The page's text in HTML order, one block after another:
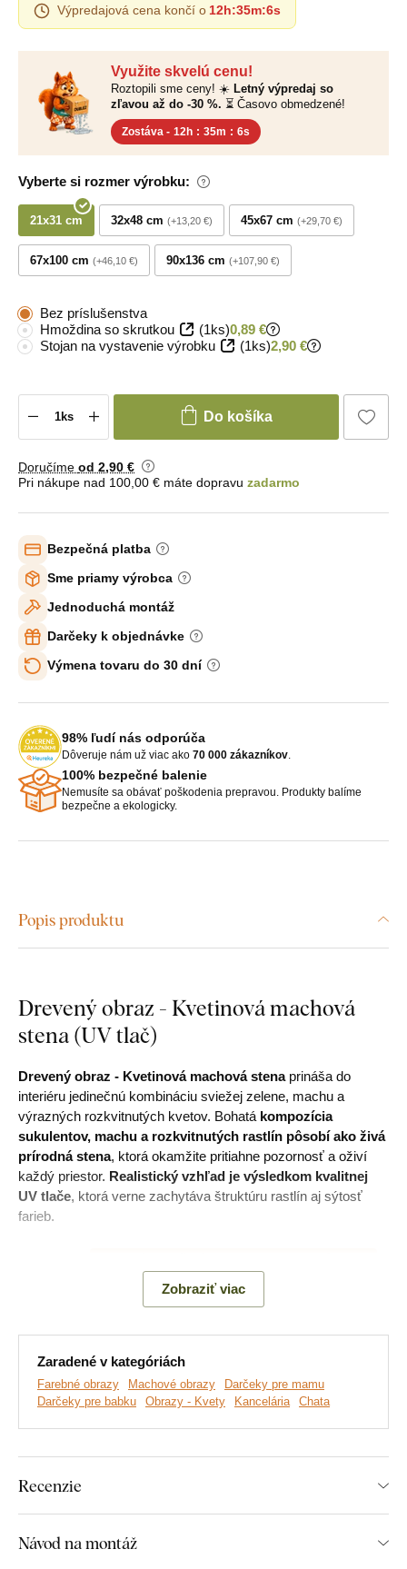
Využite skvelú cenu!
Roztopili sme ceny! ☀️ Letný výpredaj so
zľavou až do -30 %. ⏳ Časovo obmedzené!
Zostáva - 12h : 35m : 5s
Vyberte si rozmer výrobku:
21x31 cm 32x48 cm +13,20 € 45x67 cm +29,70 €
67x100 cm +46,10 € 90x136 cm +107,90 €
Výpredajová cena končí o 12h:35m:5s
Bez príslušenstva
Hmoždina so skrutkou
(1ks)0,89 €
Stojan na vystavenie výrobku
(1ks)2,90 €
Do košíka
Doručíme od 2,90 €
Pri nákupe nad 100,00 € máte dopravu zadarmo
Bezpečná platba
Sme priamy výrobca
Jednoduchá montáž
Darčeky k objednávke
Výmena tovaru do 30 dní
98% ľudí nás odporúča
Dôveruje nám už viac ako 70 000 zákazníkov
100% bezpečné balenie
Nemusíte sa obávať poškodenia prepravou. Produkty balíme
bezpečne a ekologicky.
Popis produktu
Drevený obraz - Kvetinová machová
stena (UV tlač)
Drevený obraz - Kvetinová machová stenaprináša do
interiéru jedinečnú kombináciu sviežej zelene, machu a
výrazných rozkvitnutých kvetov. Bohatá kompozícia
sukulentov, machu a rozkvitnutých rastlín pôsobí ako živá
prírodná stena, ktorá okamžite pritiahne pozornosť a oživí
každý priestor. Realistický vzhľad je výsledkom kvalitnej
UV tlače, ktorá verne zachytáva štruktúru rastlín aj sýtosť
farieb.
Zobraziť viac
Zaradené v kategóriách
Farebné obrazy Machové obrazy
Darčeky pre mamu
Darčeky pre babku
Obrazy - Kvety Kancelária Chata
Recenzie
Návod na montáž